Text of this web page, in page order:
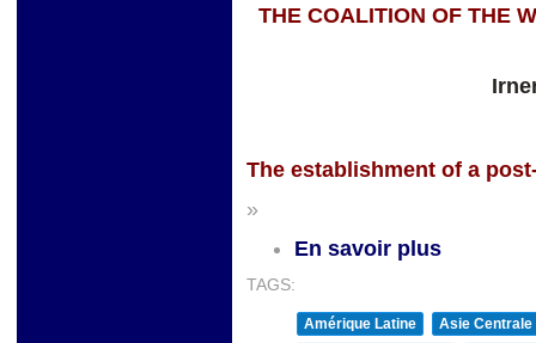
THE COALITION OF THE
The establishment of a
»
En savoir plus
TAGS:
Amérique Latine
Asie Centrale